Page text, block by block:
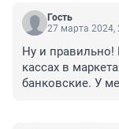
Гость
27 марта 2024,
Ну и
кассах в
банковские. У